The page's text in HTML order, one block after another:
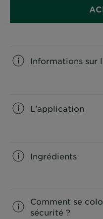
*Anti-affadissement **
Informations sur
L'application
Ingrédients
Comment se
sécurité ?